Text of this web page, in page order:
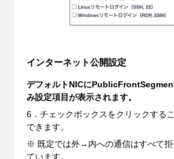
インターネット公開設定
デフォルトNICに
み設定項目が表示されます。
6．チェックボックスをクリックする
できます。
※ 既定では外→内への通信はすべて拒
ています。